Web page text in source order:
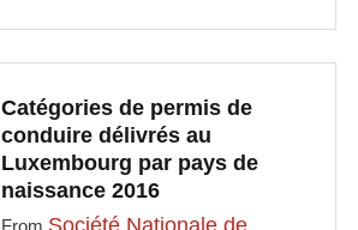
Catégories de permis de
conduire délivrés au
Luxembourg par pays de
naissance 2016